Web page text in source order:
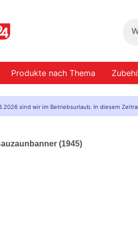
Produkte nach Thema
sind wir im Betriebsurlaub. In diesem
(1945)